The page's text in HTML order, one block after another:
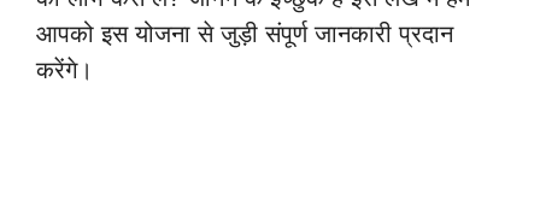
आपको इस योजना से जुड़ी संपूर्ण जानकारी प्रदान
करेंगे।